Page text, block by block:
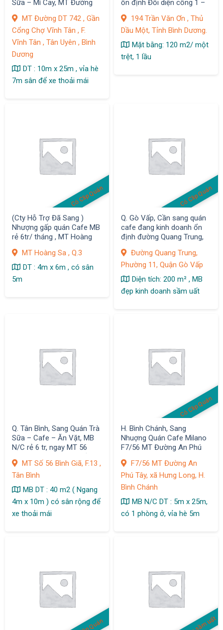
Sữa – Mì Cay, MT Đường
Vĩnh Tân, F. Vĩnh Tân, Tân
Uyên
MT Đường DT 742 , Gần
Cổng Chợ Vĩnh Tân , F.
Vĩnh Tân , Tân Uyên , Bình
Dương
DT : 10m x 25m , vỉa hè
7m sân để xe thoải mái
ổn định Đối diện cổng 1 –
Dầu 1194 Trần Văn Ơn , Thủ
Dầu Một, Tỉnh Bình Dương.
Mặt bằng: 120 m2/ một
trệt, 1 lầu
Có Clip Quán
(Cty Hỗ Trợ Đã Sang )
Nhượng gấp quán Cafe MB
rẻ 6tr/ tháng , MT Hoàng
MT Hoàng Sa , Q.3
DT : 4m x 6m , có sân
5m
Có Clip Quán
Q. Gò Vấp, Cần sang quán
cafe đang kinh doanh ổn
định đường Quang Trung,
Đường Quang Trung,
Phường 11, Quận Gò Vấp
Diện tích: 200 m² , MB
đẹp kinh doanh sầm uất
Q. Tân Bình, Sang Quán Trà
Sữa – Cafe – Ăn Vặt, MB
N/C rẻ 6 tr, ngay MT 56
uấtMT Số 56 Bình Giã, F.13 ,
Tân Bình
MB DT : 40 m2 ( Ngang
4m x 10m ) có sân rộng để
xe thoải mái
Có Clip Quán
H. Bình Chánh, Sang
Nhuợng Quán Cafe Milano
F7/56 MT Đường An Phú
đẹpF7/56 MT Đường An
Phú Tây, xã Hưng Long, H.
Bình Chánh
MB N/C DT : 5m x 25m,
có 1 phòng ở, vỉa hè 5m